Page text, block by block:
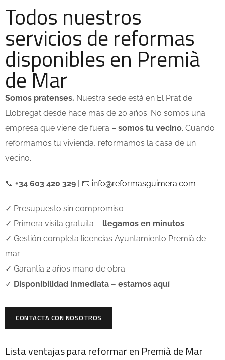
Todos nuestros
servicios de reformas
disponibles en Premià
de Mar
Somos pratenses. Nuestra sede está en El Prat de
Llobregat desde hace más de 20 años. No somos una
empresa que viene de fuera – somos tu vecino. Cuando
reformamos tu vivienda, reformamos la casa de un
vecino.
📞 +34 603 420 329 | 📧 info@reformasguimera.com
✓ Presupuesto sin compromiso
✓ Primera visita gratuita – llegamos en minutos
✓ Gestión completa licencias Ayuntamiento Premià de
mar
✓ Garantía 2 años mano de obra
✓ Disponibilidad inmediata – estamos aquí
CONTACTA CON NOSOTROS
Lista ventajas para reformar en Premià de Mar